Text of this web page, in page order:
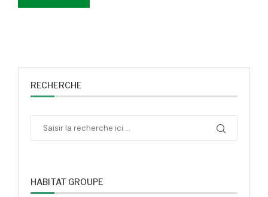
RECHERCHE
HABITAT GROUPE